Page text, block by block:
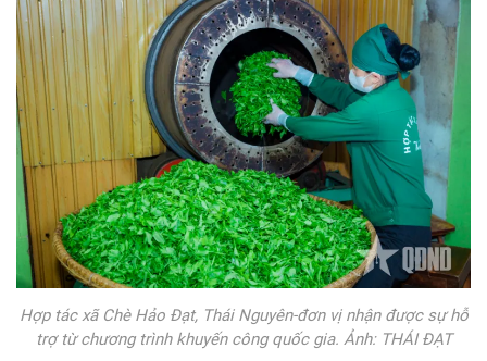
Hợp tác xã Chè Hảo Đạt, Thái Nguyên-đơn vị nhận được sự hỗ
trợ từ chương trình khuyến công quốc gia. Ảnh: THÁI ĐẠT